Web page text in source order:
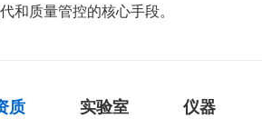
和质量管控的核心手段。
质 实验室 仪器